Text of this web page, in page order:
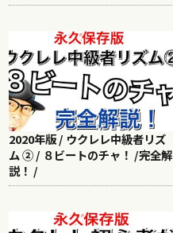
2020年版 / ウクレレ中級者リズ
ム ② / ８ビートのチャ！ /完全解
説！ /